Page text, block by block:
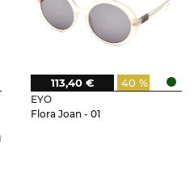
EYO
Flora Joan - 01
40 %
113,40 €